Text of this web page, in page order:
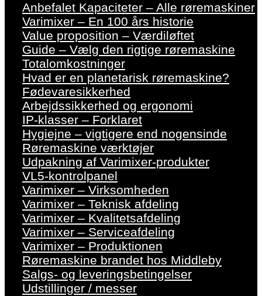
Anbefalet Kapaciteter – Alle røremaskiner
Varimixer – En 100 års historie
Value proposition – Værdiløftet
Guide – Vælg den rigtige røremaskine
Totalomkostninger
Hvad er en planetarisk røremaskine?
Fødevaresikkerhed
Arbejdssikkerhed og ergonomi
IP-klasser – Forklaret
Hygiejne – vigtigere end nogensinde
Røremaskine værktøjer
Udpakning af Varimixer-produkter
VL5-kontrolpanel
Varimixer – Virksomheden
Varimixer – Teknisk afdeling
Varimixer – Kvalitetsafdeling
Varimixer – Serviceafdeling
Varimixer – Produktionen
Røremaskine brandet hos Middleby
Salgs- og leveringsbetingelser
Udstillinger / messer